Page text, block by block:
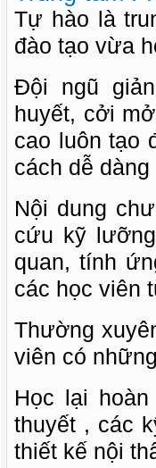
Tự hào là
đào tạo vừa
Đội ngũ
huyết, cởi
cao luôn tạo
cách dễ dàng
Nội dung
cứu kỹ
quan, tính
các học viên
Thường
viên có
Học lại
thuyết , các
thiết kế nội